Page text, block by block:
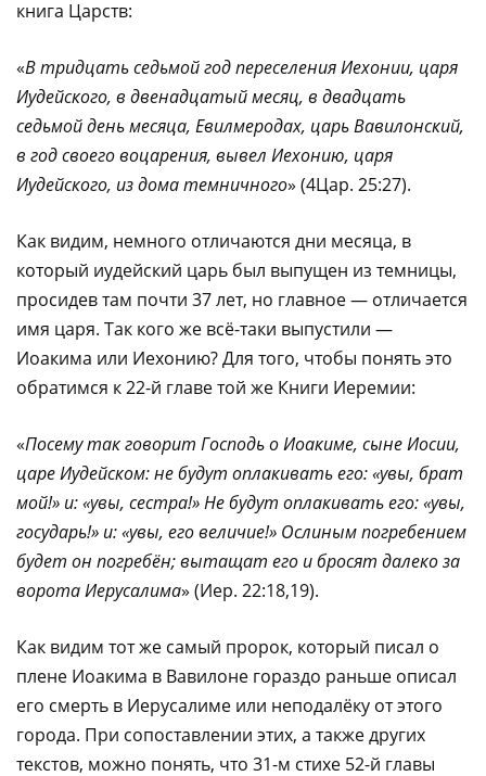
книга Царств:
«В тридцать седьмой год переселения Иехонии, царя
Иудейского, в двенадцатый месяц, в двадцать
седьмой день месяца, Евилмеродах, царь Вавилонский,
в год своего воцарения, вывел Иехонию, царя
Иудейского, из дома темничного» (4Цар. 25:27).
Как видим, немного отличаются дни месяца, в
который иудейский царь был выпущен из темницы,
просидев там почти 37 лет, но главное — отличается
имя царя. Так кого же всё-таки выпустили —
Иоакима или Иехонию? Для того, чтобы понять это
обратимся к 22-й главе той же Книги Иеремии:
«Посему так говорит Господь о Иоакиме, сыне Иосии,
царе Иудейском: не будут оплакивать его: «увы, брат
мой!» и: «увы, сестра!» Не будут оплакивать его: «увы,
государь!» и: «увы, его величие!» Ослиным погребением
будет он погребён; вытащат его и бросят далеко за
ворота Иерусалима» (Иер. 22:18,19).
Как видим тот же самый пророк, который писал о
плене Иоакима в Вавилоне гораздо раньше описал
его смерть в Иерусалиме или неподалёку от этого
города. При сопоставлении этих, а также других
текстов, можно понять, что 31-м стихе 52-й главы